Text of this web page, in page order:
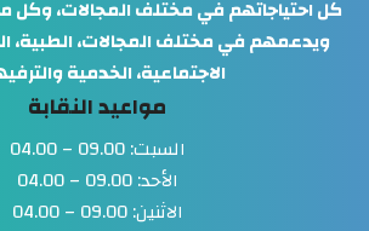
كل احتياجاتهم في مختلف المجالات،
ويدعمهم في مختلف المجالات، الطبية،
الاجتماعية، الخدمية
مواعيد النقابة
السبت: 09.00 – 04.00
الأحد: 09.00 – 04.00
الاثنين: 09.00 – 04.00